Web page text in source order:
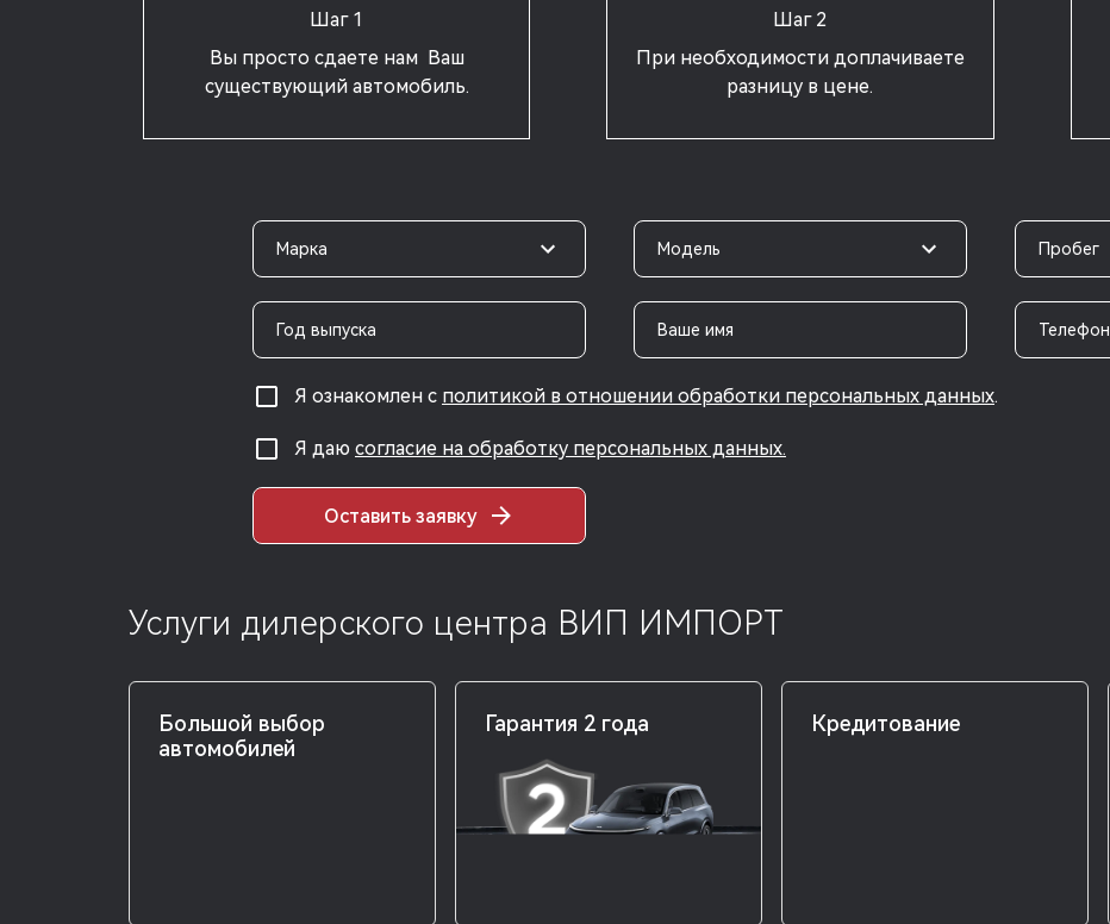
Шаг 1
Вы просто сдаете нам Ваш
существующий автомобиль.
Шаг 2
При необходимости доплачиваете
разницу в цене.
Марка Модель Пробег
Год выпуска Ваше имя Телефон
Я ознакомлен с политикой в отношении обработки персональных данных.
Я даю согласие на обработку персональных данных.
Оставить заявку
Услуги дилерского центра ВИП ИМПОРТ
Большой выбор
автомобилей
Гарантия 2 года Кредитование